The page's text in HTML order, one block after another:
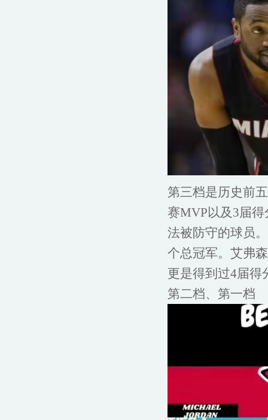
第三档是历史前
赛MVP以及3届
法被防守的球员
个总冠军。艾弗
更是得到过4届得
第二档、第一档